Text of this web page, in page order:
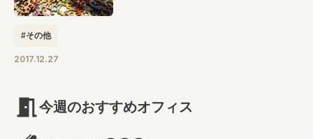
#その他
2017.12.27
今週のおすすめオフィス